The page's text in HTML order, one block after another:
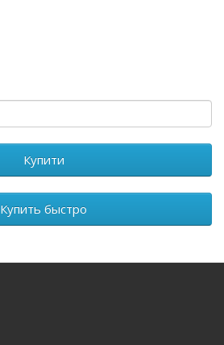
Купити
Купить быстро